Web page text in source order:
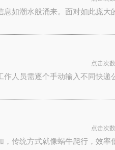
如潮水般涌来。面对如此庞大
点击次
人员需逐个手动输入不同快递
点击次
传统方式就像蜗牛爬行，效率